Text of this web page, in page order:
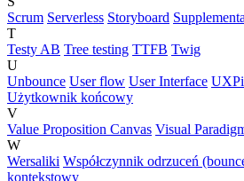
Scrum Serverless Storyboard
T
Testy AB Tree testing TTFB Twig
U
Unbounce User flow User Interface
Użytkownik końcowy
V
Value Proposition Canvas Visual
W
Wersaliki Współczynnik odrzuceń
kontekstowy